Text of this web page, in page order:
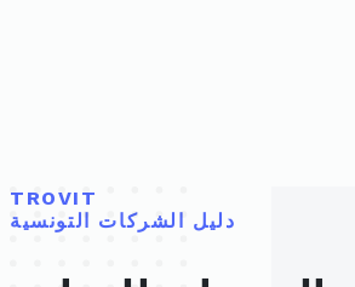
TROVIT
دليل الشركات التونسية